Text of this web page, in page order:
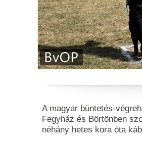
A magyar büntetés-
Fegyház és Börtönben
néhány hetes kora óta